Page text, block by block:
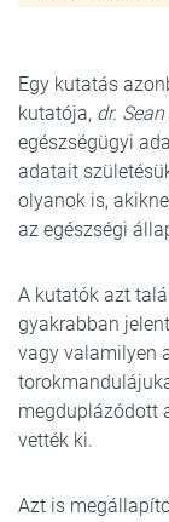
Egy kutatás
kutatója, dr.
egészségügyi
adatait
olyanok is,
az egészségi
A kutatók azt
gyakrabban
vagy valamilyen
megduplázódott
vették ki.
Azt is